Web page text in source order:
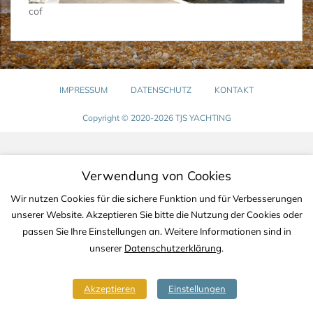
cof
IMPRESSUM DATENSCHUTZ KONTAKT
Copyright © 2020-2026 TJS YACHTING
Verwendung von Cookies
Wir nutzen Cookies für die sichere Funktion und für Verbesserungen
unserer Website. Akzeptieren Sie bitte die Nutzung der Cookies oder
passen Sie Ihre Einstellungen an. Weitere Informationen sind in
unserer Datenschutzerklärung.
Akzeptieren Einstellungen